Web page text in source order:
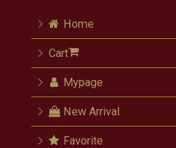
Home
Cart
Mypage
New Arrival
Favorite